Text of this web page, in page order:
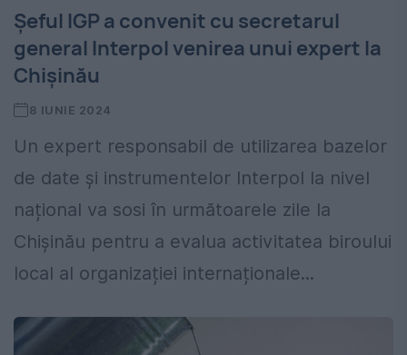
Șeful IGP a convenit cu secretarul
general Interpol venirea unui expert la
Chișinău
8 IUNIE 2024
Un expert responsabil de utilizarea bazelor
de date și instrumentelor Interpol la nivel
național va sosi în următoarele zile la
Chișinău pentru a evalua activitatea biroului
local al organizației internaționale...